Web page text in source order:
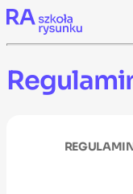
Skip to content